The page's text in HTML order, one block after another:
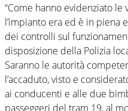
“Come hanno evidenziato
l’impianto era ed è in piena
dei controlli sul
disposizione della Polizia
Saranno le autorità
l’accaduto, visto e
ai conducenti e alle due
passeggeri del tram 19, al